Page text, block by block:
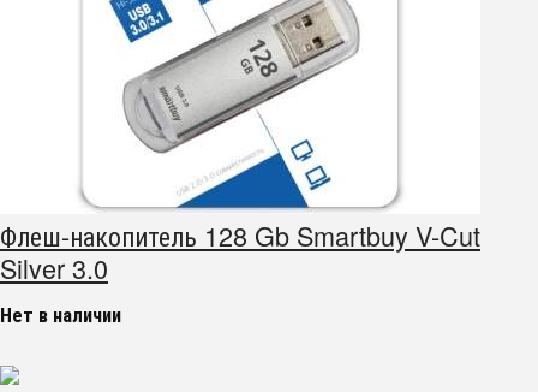
Флеш-накопитель 128 Gb Smartbuy V-Cut
Silver 3.0
Нет в наличии